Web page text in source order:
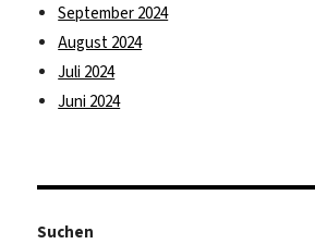
September 2024
August 2024
Juli 2024
Juni 2024
Suchen